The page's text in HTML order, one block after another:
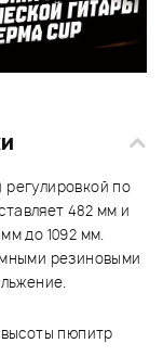
по
482 мм и
до 1092 мм.
резиновыми
пюпитр